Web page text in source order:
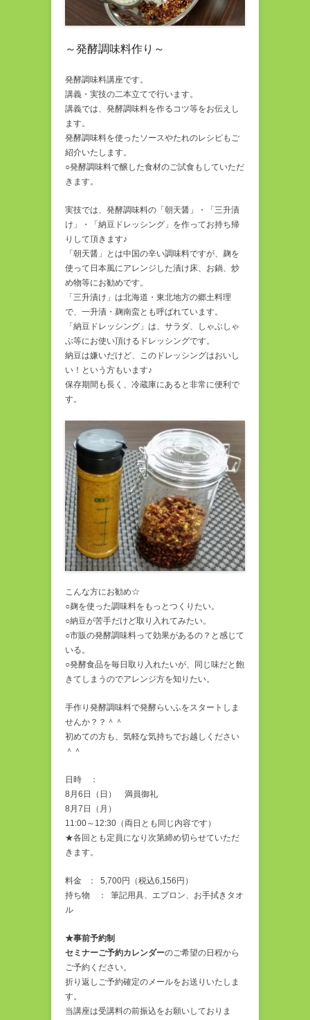
～発酵調味料作り～
発酵調味料講座です。
講義・実技の二本立てで行います。
講義では、発酵調味料を作るコツ等をお伝えし
ます。
発酵調味料を使ったソースやたれのレシピもご
紹介いたします。
○発酵調味料で醸した食材のご試食もしていただ
きます。
実技では、発酵調味料の「朝天醤」・「三升漬
け」・「納豆ドレッシング」を作ってお持ち帰
りして頂きます♪
「朝天醤」とは中国の辛い調味料ですが、麹を
使って日本風にアレンジした漬け床、お鍋、炒
め物等にお勧めです。
「三升漬け」は北海道・東北地方の郷土料理
で、一升漬・麹南蛮とも呼ばれています。
「納豆ドレッシング」は、サラダ、しゃぶしゃ
ぶ等にお使い頂けるドレッシングです。
納豆は嫌いだけど、このドレッシングはおいし
い！という方もいます♪
保存期間も長く、冷蔵庫にあると非常に便利で
す。
こんな方にお勧め☆
○麹を使った調味料をもっとつくりたい。
○納豆が苦手だけど取り入れてみたい。
○市販の発酵調味料って効果があるの？と感じて
いる。
○発酵食品を毎日取り入れたいが、同じ味だと飽
きてしまうのでアレンジ方を知りたい。
手作り発酵調味料で発酵らいふをスタートしま
せんか？？＾＾
初めての方も、気軽な気持ちでお越しください
＾＾
日時 ：
8月6日（日） 満員御礼
8月7日（月）
11:00～12:30（両日とも同じ内容です）
★各回とも定員になり次第締め切らせていただ
きます。
料金 ： 5,700円（税込6,156円）
持ち物 ： 筆記用具、エプロン、お手拭きタオ
ル
★事前予約制
セミナーご予約カレンダーのご希望の日程から
ご予約ください。
折り返しご予約確定のメールをお送りいたしま
す。
当講座は受講料の前振込をお願いしておりま